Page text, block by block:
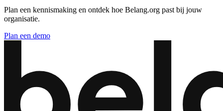
Plan een kennismaking en ontdek hoe Belang.org past bij jouw
organisatie.
Plan een demo